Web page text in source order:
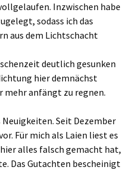
Inzwischen habe
sodass ich das
aus dem Lichtschacht
deutlich gesunken
hier demnächst
mehr anfängt zu regnen.
Seit Dezember
Für mich als Laien liest es
alles falsch gemacht hat,
Das Gutachten bescheinigt